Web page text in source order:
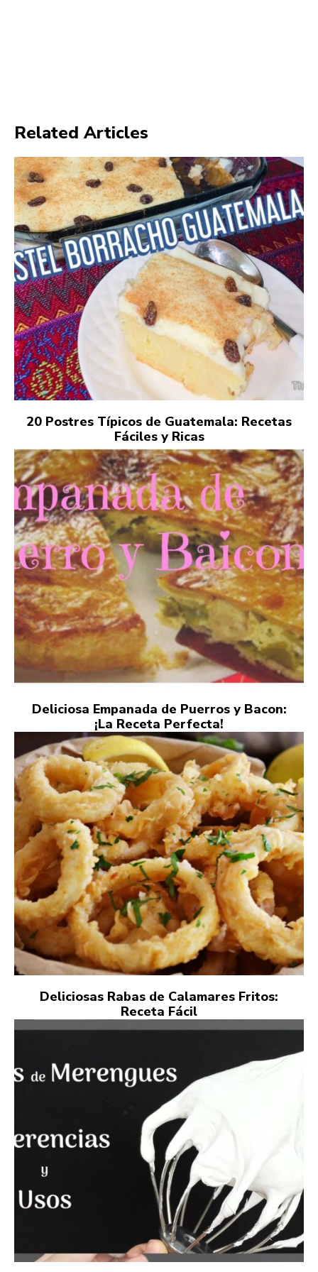
Related Articles
20 Postres Típicos de Guatemala: Recetas
Fáciles y Ricas
Deliciosa Empanada de Puerros y Bacon:
¡La Receta Perfecta!
Deliciosas Rabas de Calamares Fritos:
Receta Fácil